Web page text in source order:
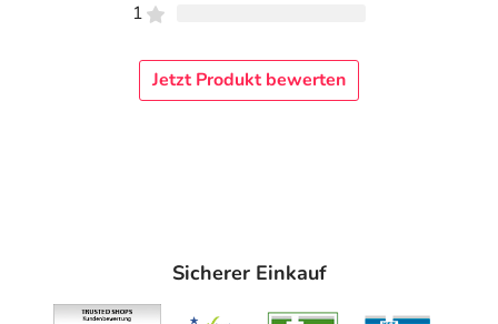
1
Jetzt Produkt bewerten
Sicherer Einkauf